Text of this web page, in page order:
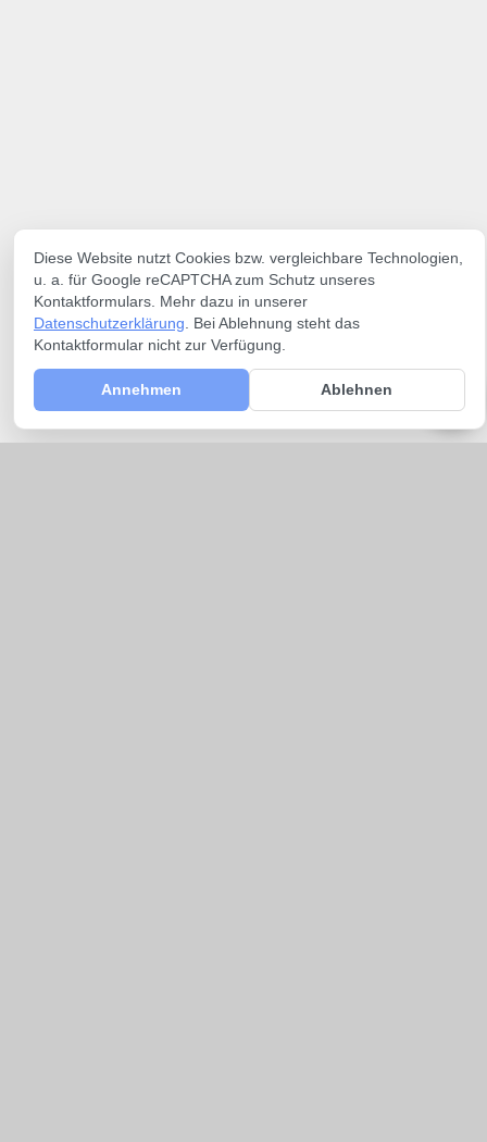
Diese Website nutzt Cookies bzw. vergleichbare Technologien,
u. a. für Google reCAPTCHA zum Schutz unseres
Kontaktformulars. Mehr dazu in unserer
Datenschutzerklärung . Bei Ablehnung steht das
Kontaktformular nicht zur Verfügung.
Annehmen Ablehnen